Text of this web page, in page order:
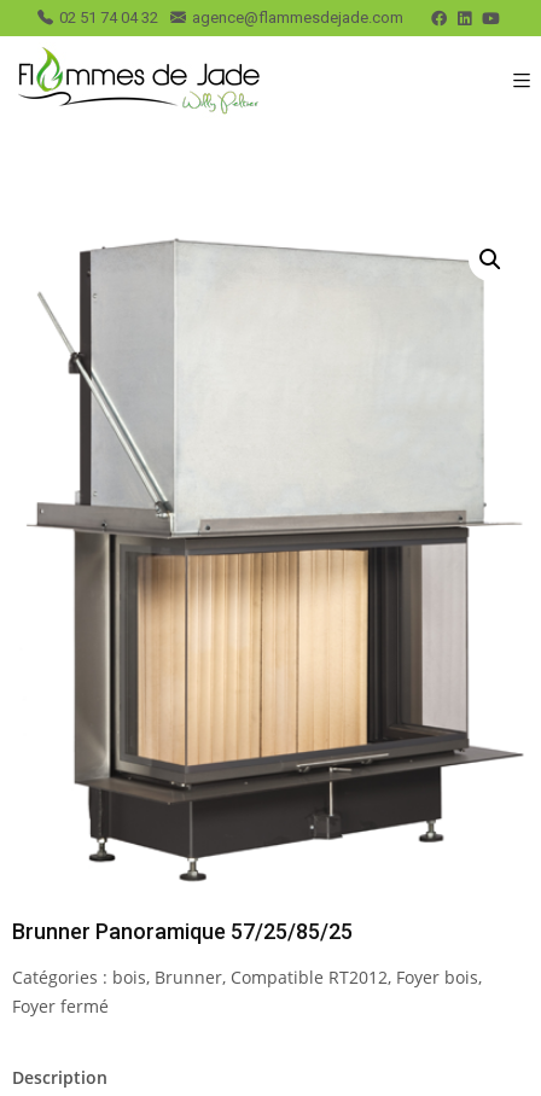
02 51 74 04 32 agence@flammesdejade.com
Brunner Panoramique 57/25/85/25
Catégories : bois, Brunner, Compatible RT2012, Foyer bois,
Foyer fermé
Description